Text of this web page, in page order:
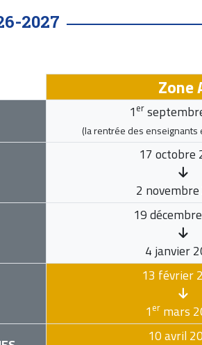
2027
Zone
1 er
(la rentrée des enseignants
17 octobre
2
19
4 janvier
13 février
1ermars
10 avril